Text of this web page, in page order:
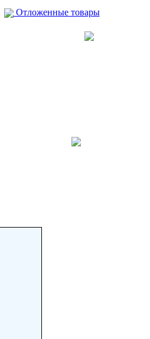
Отложенные товары